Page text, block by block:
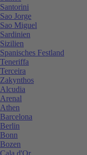
Santorini
Sao Jorge
Sao Miguel
Sardinien
Sizilien
Spanisches Festland
Teneriffa
Terceira
Zakynthos
Alcudia
Arenal
Athen
Barcelona
Berlin
Bonn
Bozen
Cala d'Or